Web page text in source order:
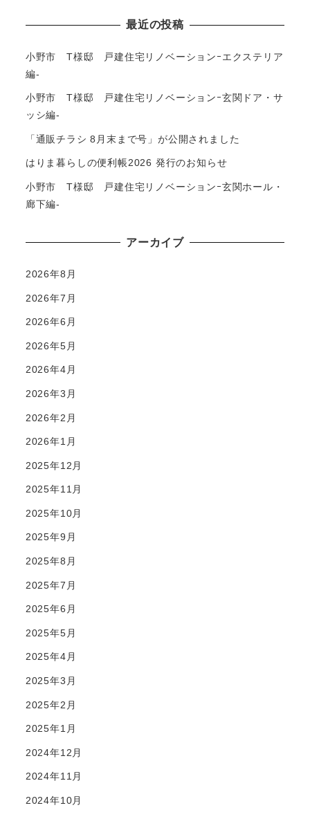
最近の投稿
小野市 T様邸 戸建住宅リノベーションｰエクステリア
編-
小野市 T様邸 戸建住宅リノベーションｰ玄関ドア・サ
ッシ編-
「通販チラシ 8月末まで号」が公開されました
はりま暮らしの便利帳2026 発行のお知らせ
小野市 T様邸 戸建住宅リノベーションｰ玄関ホール・
廊下編-
アーカイブ
2026年8月
2026年7月
2026年6月
2026年5月
2026年4月
2026年3月
2026年2月
2026年1月
2025年12月
2025年11月
2025年10月
2025年9月
2025年8月
2025年7月
2025年6月
2025年5月
2025年4月
2025年3月
2025年2月
2025年1月
2024年12月
2024年11月
2024年10月